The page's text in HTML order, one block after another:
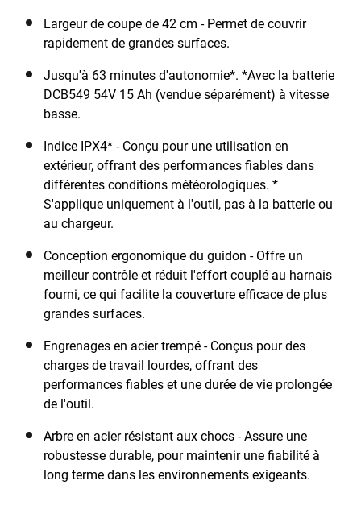
Largeur de coupe de 42 cm - Permet de couvrir
rapidement de grandes surfaces.
Jusqu'à 63 minutes d'autonomie*. *Avec la batterie
DCB549 54V 15 Ah (vendue séparément) à vitesse
basse.
Indice IPX4* - Conçu pour une utilisation en
extérieur, offrant des performances fiables dans
différentes conditions météorologiques. *
S'applique uniquement à l'outil, pas à la batterie ou
au chargeur.
Conception ergonomique du guidon - Offre un
meilleur contrôle et réduit l'effort couplé au harnais
fourni, ce qui facilite la couverture efficace de plus
grandes surfaces.
Engrenages en acier trempé - Conçus pour des
charges de travail lourdes, offrant des
performances fiables et une durée de vie prolongée
de l'outil.
Arbre en acier résistant aux chocs - Assure une
robustesse durable, pour maintenir une fiabilité à
long terme dans les environnements exigeants.